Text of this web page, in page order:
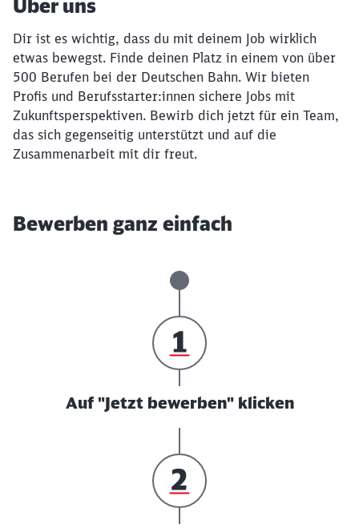
Über uns
Dir ist es wichtig, dass du mit deinem Job wirklich
etwas bewegst. Finde deinen Platz in einem von über
500 Berufen bei der Deutschen Bahn. Wir bieten
Profis und Berufsstarter:innen sichere Jobs mit
Zukunftsperspektiven. Bewirb dich jetzt für ein Team,
das sich gegenseitig unterstützt und auf die
Zusammenarbeit mit dir freut.
Bewerben ganz einfach
Auf "Jetzt bewerben" klicken